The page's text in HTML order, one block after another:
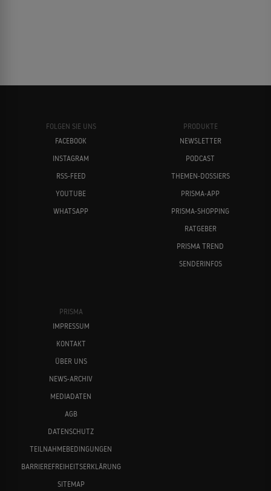
FOLGEN SIE UNS
FACEBOOK
INSTAGRAM
RSS-FEED
YOUTUBE
WHATSAPP
PRODUKTE
NEWSLETTER
PODCAST
THEMEN-DOSSIERS
PRISMA-APP
PRISMA-SHOPPING
RATGEBER
PRISMA TREND
SENDERINFOS
PRISMA
IMPRESSUM
KONTAKT
ÜBER UNS
NEWS-ARCHIV
MEDIADATEN
AGB
DATENSCHUTZ
TEILNAHMEBEDINGUNGEN
BARRIEREFREIHEITSERKLÄRUNG
SITEMAP